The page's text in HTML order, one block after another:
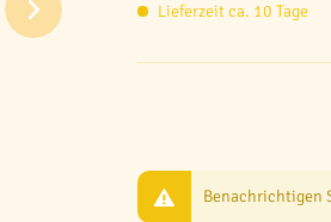
Benachrichtigen
Lieferzeit ca. 10 Tage